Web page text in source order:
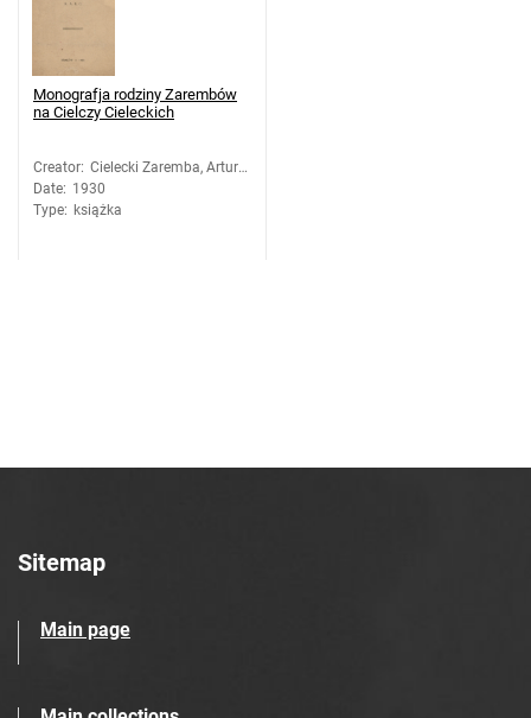
Monografja rodziny Zarembów
na Cielczy Cieleckich
Creator: Cielecki Zaremba, Artur
Karol (1850-1930)
Date: 1930
Type: książka
Sitemap
Main page